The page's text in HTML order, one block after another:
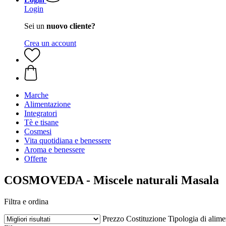
Login
Sei un nuovo cliente?
Crea un account
Marche
Alimentazione
Integratori
Tè e tisane
Cosmesi
Vita quotidiana e benessere
Aroma e benessere
Offerte
COSMOVEDA - Miscele naturali Masala
Filtra e ordina
Prezzo Costituzione Tipologia di